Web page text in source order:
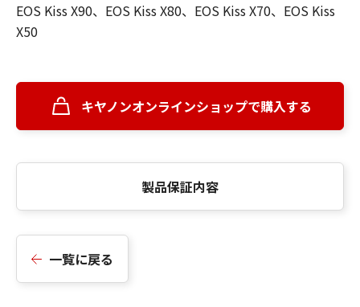
EOS Kiss X90、EOS Kiss X80、EOS Kiss X70、EOS Kiss
X50
キヤノンオンラインショップで購入する
製品保証内容
一覧に戻る